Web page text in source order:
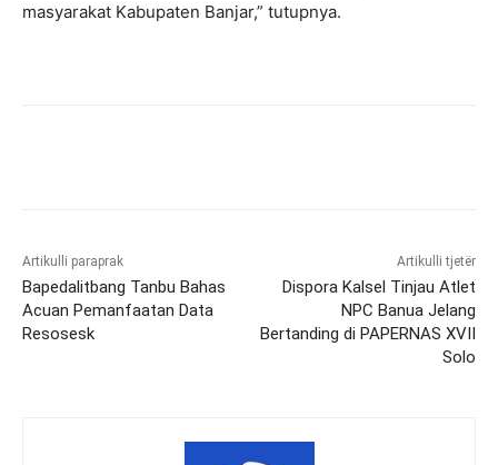
masyarakat Kabupaten Banjar,” tutupnya.
Artikulli paraprak
Bapedalitbang Tanbu Bahas
Acuan Pemanfaatan Data
Resosesk
Artikulli tjetër
Dispora Kalsel Tinjau Atlet
NPC Banua Jelang
Bertanding di PAPERNAS XVII
Solo